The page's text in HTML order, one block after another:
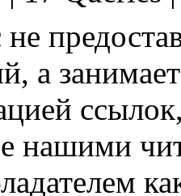
не
а
нашими